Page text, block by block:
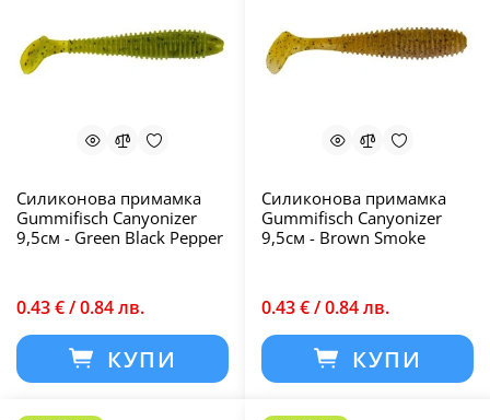
Силиконова примамка
Gummifisch Canyonizer
9,5см - Green Black Pepper
0.43 € / 0.84 лв.
КУПИ
Силиконова примамка
Gummifisch Canyonizer
9,5см - Brown Smoke
0.43 € / 0.84 лв.
КУПИ